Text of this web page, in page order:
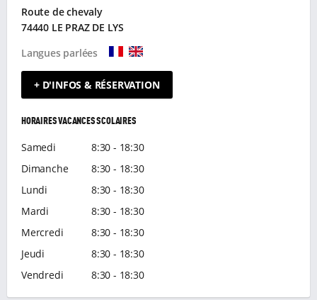
Route de chevaly
74440 LE PRAZ DE LYS
Langues parlées
+ D'INFOS & RÉSERVATION
HORAIRES VACANCES SCOLAIRES
Samedi
8:30 - 18:30
Dimanche
8:30 - 18:30
Lundi
8:30 - 18:30
Mardi
8:30 - 18:30
Mercredi
8:30 - 18:30
Jeudi
8:30 - 18:30
Vendredi
8:30 - 18:30